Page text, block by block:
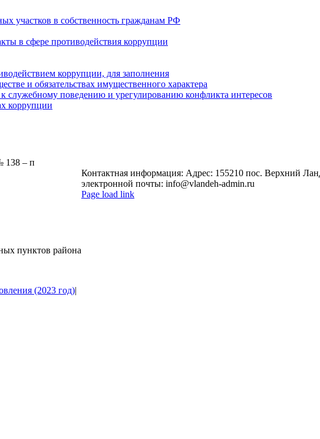
участков в собственность гражданам РФ
в сфере противодействия коррупции
коррупции, для заполнения
и обязательствах имущественного характера
служебному поведению и урегулированию конфликта интересов
коррупции
138 – п
пунктов района
(2023 год)|
Контактная информация: Адрес: 155210 пос. Верхний
электронной почты: info@vlandeh-admin.ru
Page load link